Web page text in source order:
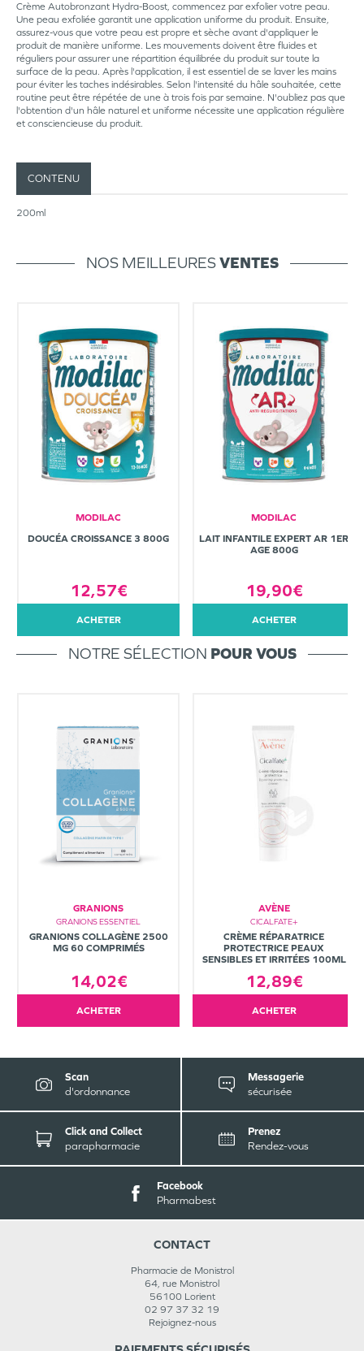
Crème Autobronzant Hydra-Boost, commencez par exfolier votre peau.
Une peau exfoliée garantit une application uniforme du produit. Ensuite,
assurez-vous que votre peau est propre et sèche avant d'appliquer le
produit de manière uniforme. Les mouvements doivent être fluides et
réguliers pour assurer une répartition équilibrée du produit sur toute la
surface de la peau. Après l'application, il est essentiel de se laver les mains
pour éviter les taches indésirables. Selon l'intensité du hâle souhaitée, cette
routine peut être répétée de une à trois fois par semaine. N'oubliez pas que
l'obtention d'un hâle naturel et uniforme nécessite une application régulière
et consciencieuse du produit.
CONTENU
200ml
NOS MEILLEURESVENTES
MODILAC
DOUCÉA CROISSANCE 3 800G
12,57€
ACHETER
MODILAC
LAIT INFANTILE EXPERT AR 1ER
AGE 800G
19,90€
ACHETER
NOTRE SÉLECTION POUR VOUS
GRANIONS
GRANIONS ESSENTIEL
GRANIONS COLLAGÈNE 2500
MG 60 COMPRIMÉS
14,02€
ACHETER
AVÈNE
CICALFATE+
CRÈME RÉPARATRICE
PROTECTRICE PEAUX
SENSIBLES ET IRRITÉES 100ML
12,89€
ACHETER
Scan
d'ordonnance
Messagerie
sécurisée
Click and Collect
parapharmacie
Prenez
Rendez-vous
Facebook
Pharmabest
CONTACT
Pharmacie de Monistrol
64, rue Monistrol
56100 Lorient
02 97 37 32 19
Rejoignez-nous